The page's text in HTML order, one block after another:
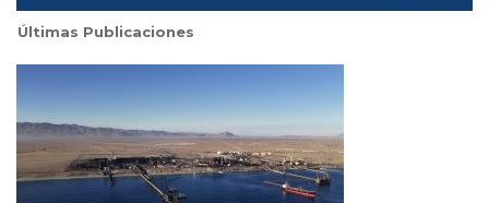
Últimas Publicaciones